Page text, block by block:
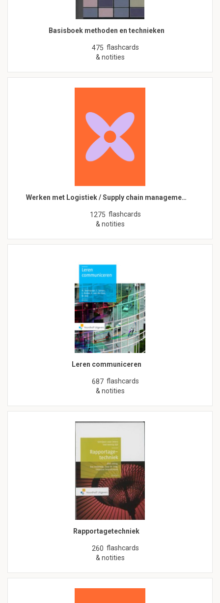
Basisboek methoden en technieken
475 flashcards
& notities
Werken met Logistiek / Supply chain manageme…
1275 flashcards
& notities
Leren communiceren
687 flashcards
& notities
Rapportagetechniek
260 flashcards
& notities